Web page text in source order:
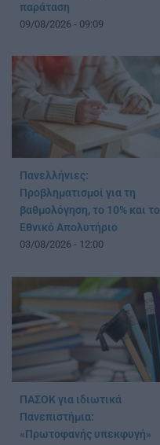
παράταση
09/08/2026 - 09:09
Πανελλήνιες:
Προβληματισμοί για τη
βαθμολόγηση, το 10% και το
Εθνικό Απολυτήριο
03/08/2026 - 12:00
ΠΑΣΟΚ για ιδιωτικά
Πανεπιστήμια:
«Πρωτοφανής υπεκφυγή»